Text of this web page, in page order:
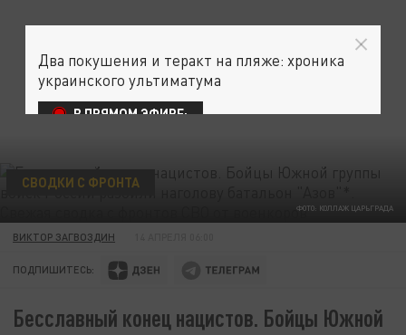
ФОТО: КОЛЛАЖ ЦАРЬГРАДА
СВОДКИ С ФРОНТА
ВИКТОР ЗАГВОЗДИН
ПОДПИШИТЕСЬ:
Бесславный конец нацистов. Бойцы Южной
Два покушения и теракт на пляже: хроника
украинского ультиматума
В ПРЯМОМ ЭФИРЕ: